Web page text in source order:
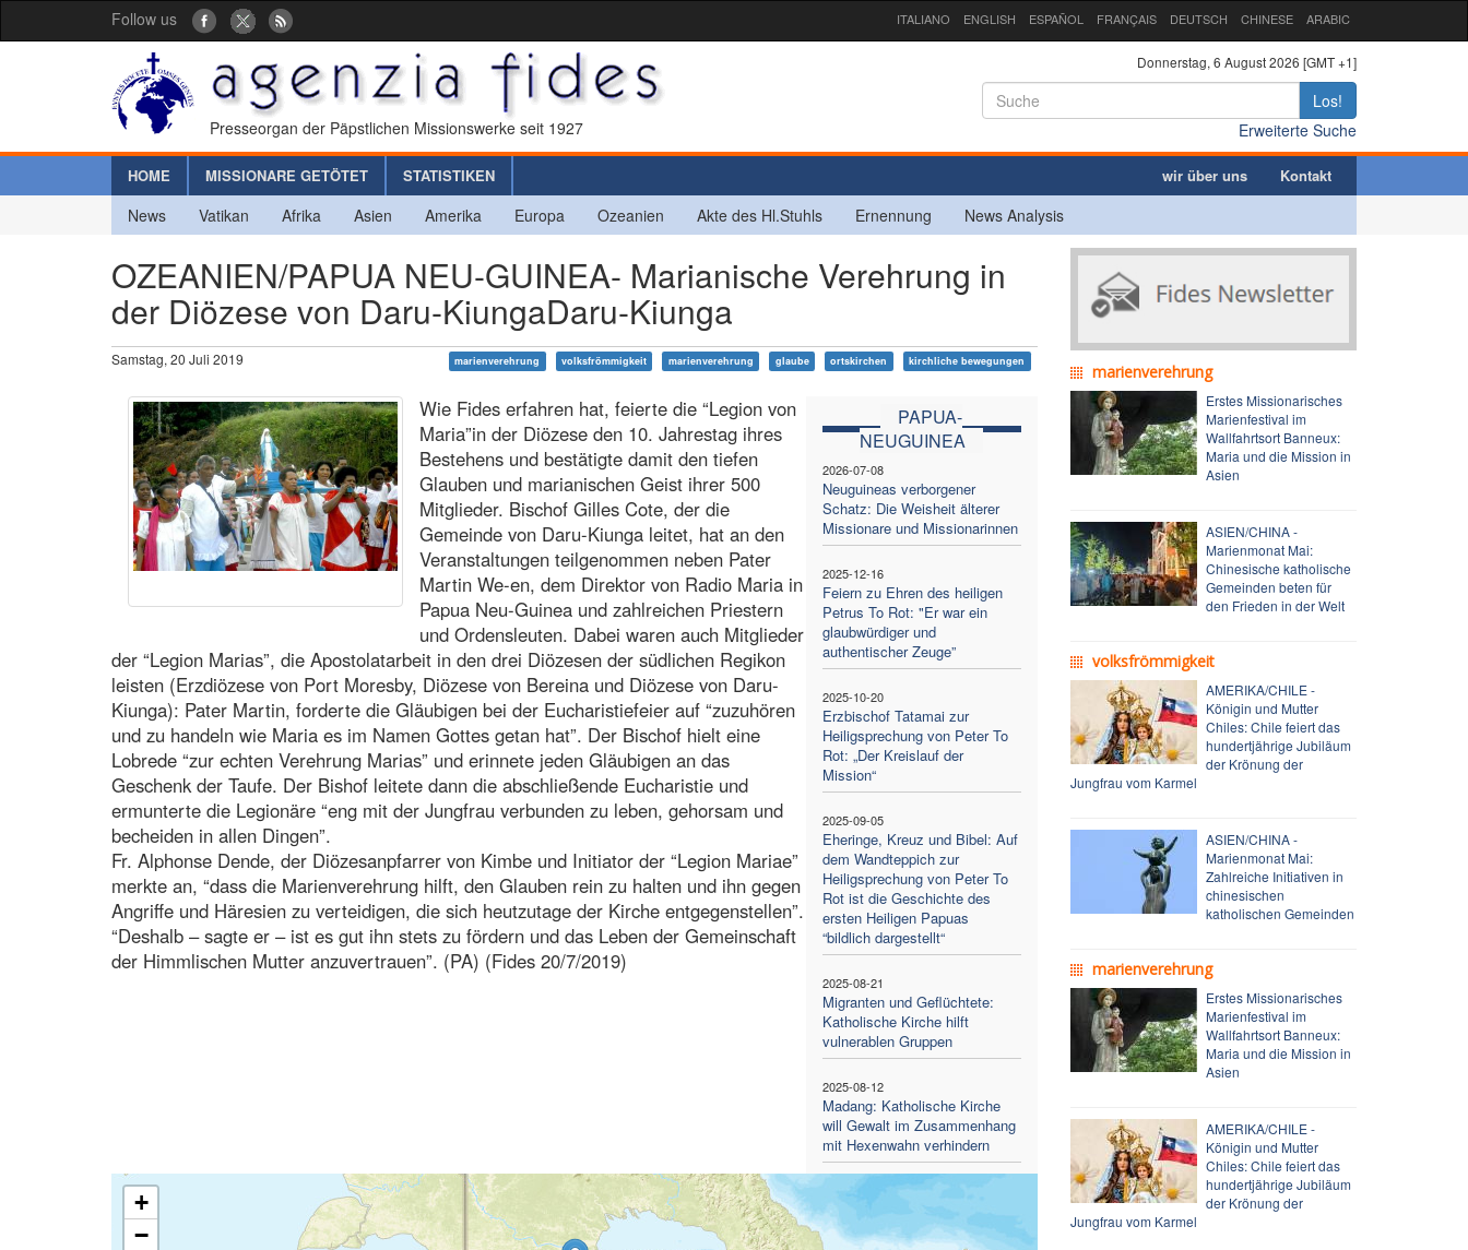
Follow us ITALIANO ENGLISH ESPAÑOL FRANÇAIS DEUTSCH CHINESE ARABIC
Presseorgan der Päpstlichen Missionswerke seit 1927
Donnerstag, 6 August 2026 [GMT +1]
Los!
Erweiterte Suche
HOME MISSIONARE GETÖTET STATISTIKEN wir über uns Kontakt
News Vatikan Afrika Asien Amerika Europa Ozeanien Akte des Hl.Stuhls Ernennung News Analysis
OZEANIEN/PAPUA NEU-GUINEA- Marianische Verehrung in
der Diözese von Daru-KiungaDaru-Kiunga
Samstag, 20 Juli 2019 marienverehrung volksfrömmigkeit marienverehrung glaube ortskirchen kirchliche bewegungen
PAPUA-
NEUGUINEA
2026-07-08
Neuguineas verborgener
Schatz: Die Weisheit älterer
Missionare und Missionarinnen
2025-12-16
Feiern zu Ehren des heiligen
Petrus To Rot: "Er war ein
glaubwürdiger und
authentischer Zeuge”
2025-10-20
Erzbischof Tatamai zur
Heiligsprechung von Peter To
Rot: „Der Kreislauf der
Mission“
2025-09-05
Eheringe, Kreuz und Bibel: Auf
dem Wandteppich zur
Heiligsprechung von Peter To
Rot ist die Geschichte des
ersten Heiligen Papuas
“bildlich dargestellt“
2025-08-21
Migranten und Geflüchtete:
Katholische Kirche hilft
vulnerablen Gruppen
2025-08-12
Madang: Katholische Kirche
will Gewalt im Zusammenhang
mit Hexenwahn verhindern
Wie Fides erfahren hat, feierte die “Legion von
Maria”in der Diözese den 10. Jahrestag ihres
Bestehens und bestätigte damit den tiefen
Glauben und marianischen Geist ihrer 500
Mitglieder. Bischof Gilles Cote, der die
Gemeinde von Daru-Kiunga leitet, hat an den
Veranstaltungen teilgenommen neben Pater
Martin We-en, dem Direktor von Radio Maria in
Papua Neu-Guinea und zahlreichen Priestern
und Ordensleuten. Dabei waren auch Mitglieder
der “Legion Marias”, die Apostolatarbeit in den drei Diözesen der südlichen Regikon
leisten (Erzdiözese von Port Moresby, Diözese von Bereina und Diözese von Daru-
Kiunga): Pater Martin, forderte die Gläubigen bei der Eucharistiefeier auf “zuzuhören
und zu handeln wie Maria es im Namen Gottes getan hat”. Der Bischof hielt eine
Lobrede “zur echten Verehrung Marias” und erinnete jeden Gläubigen an das
Geschenk der Taufe. Der Bishof leitete dann die abschließende Eucharistie und
ermunterte die Legionäre “eng mit der Jungfrau verbunden zu leben, gehorsam und
becheiden in allen Dingen”.
Fr. Alphonse Dende, der Diözesanpfarrer von Kimbe und Initiator der “Legion Mariae”
merkte an, “dass die Marienverehrung hilft, den Glauben rein zu halten und ihn gegen
Angriffe und Häresien zu verteidigen, die sich heutzutage der Kirche entgegenstellen”.
“Deshalb – sagte er – ist es gut ihn stets zu fördern und das Leben der Gemeinschaft
der Himmlischen Mutter anzuvertrauen”. (PA) (Fides 20/7/2019)
+
−
marienverehrung
Erstes Missionarisches
Marienfestival im
Wallfahrtsort Banneux:
Maria und die Mission in
Asien
ASIEN/CHINA -
Marienmonat Mai:
Chinesische katholische
Gemeinden beten für
den Frieden in der Welt
volksfrömmigkeit
AMERIKA/CHILE -
Königin und Mutter
Chiles: Chile feiert das
hundertjährige Jubiläum
der Krönung der
Jungfrau vom Karmel
ASIEN/CHINA -
Marienmonat Mai:
Zahlreiche Initiativen in
chinesischen
katholischen Gemeinden
marienverehrung
Erstes Missionarisches
Marienfestival im
Wallfahrtsort Banneux:
Maria und die Mission in
Asien
AMERIKA/CHILE -
Königin und Mutter
Chiles: Chile feiert das
hundertjährige Jubiläum
der Krönung der
Jungfrau vom Karmel